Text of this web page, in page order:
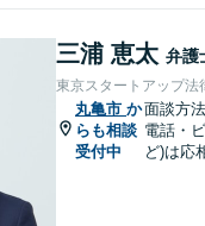
三浦 恵太 弁護
東京スタートアップ法
丸亀市 か
らも相談
受付中
面談方
電話・
ど)は応